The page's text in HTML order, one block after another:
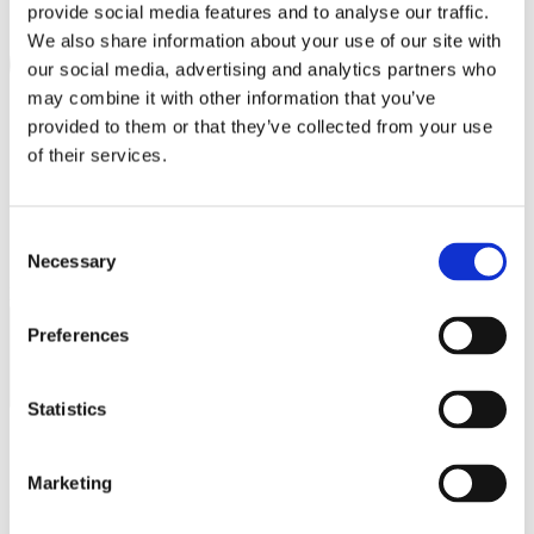
provide social media features and to analyse our traffic.
We also share information about your use of our site with
our social media, advertising and analytics partners who
may combine it with other information that you’ve
provided to them or that they’ve collected from your use
of their services.
Selection
Necessary
Preferences
Statistics
Marketing
PRINCE OLIVER
PUMA
REPLAY
SAMSONITE
SOCKS + MORE
SUGARFREE